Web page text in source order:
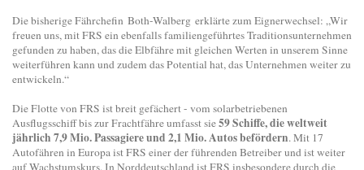
Die bisherige Fährchefin Both-Walberg erklärte zum Eignerwechsel: „Wir
freuen uns, mit FRS ein ebenfalls familiengeführtes Traditionsunternehmen
gefunden zu haben, das die Elbfähre mit gleichen Werten in unserem Sinne
weiterführen kann und zudem das Potential hat, das Unternehmen weiter zu
entwickeln.“
Die Flotte von FRS ist breit gefächert - vom solarbetriebenen
Ausflugsschiff bis zur Frachtfähre umfasst sie59 Schiffe, die weltweit
jährlich 7,9 Mio. Passagiere und 2,1 Mio. Autos befördern. Mit 17
Autofähren in Europa ist FRS einer der führenden Betreiber und ist weiter
auf Wachstumskurs. In Norddeutschland ist FRS insbesondere durch die